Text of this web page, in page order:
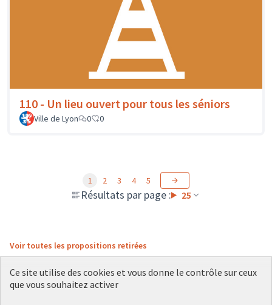
110 - Un lieu ouvert pour tous les séniors
Ville de Lyon 0 0
Résultats par page : 25
1 2 3 4 5
Voir toutes les propositions retirées
Ce site utilise des cookies et vous donne le contrôle sur ceux
que vous souhaitez activer